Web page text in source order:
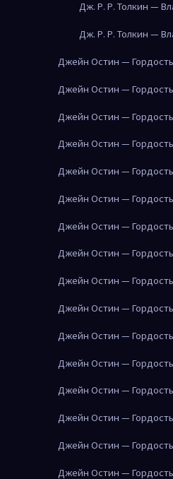
Дж. Р. Р. Толкин —
Дж. Р. Р. Толкин —
Джейн Остин —
Джейн Остин —
Джейн Остин —
Джейн Остин —
Джейн Остин —
Джейн Остин —
Джейн Остин —
Джейн Остин —
Джейн Остин —
Джейн Остин —
Джейн Остин —
Джейн Остин —
Джейн Остин —
Джейн Остин —
Джейн Остин —
Джейн Остин —